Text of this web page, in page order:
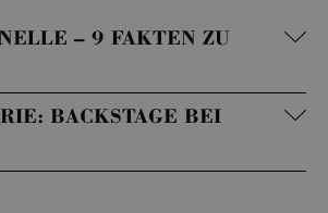
– 9 FAKTEN ZU
BACKSTAGE BEI